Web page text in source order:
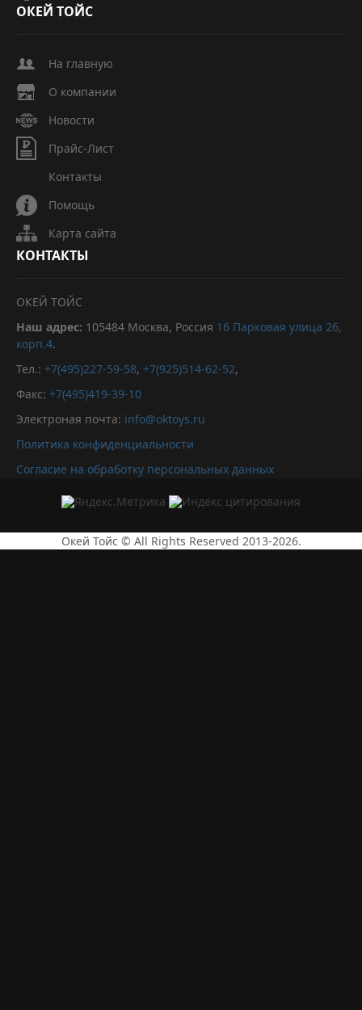
ОКЕЙ ТОЙС
На главную
О компании
Новости
Прайс-Лист
Контакты
Помощь
Карта сайта
КОНТАКТЫ
ОКЕЙ ТОЙС
Наш адрес: 105484 Москва, Россия 16 Парковая улица 26,
корп.4.
Тел.: +7(495)227-59-58, +7(925)514-62-52,
Факс: +7(495)419-39-10
Электроная почта: info@oktoys.ru
Политика конфиденциальности
Согласие на обработку персональных данных
Окей Тойс © All Rights Reserved 2013-2026.